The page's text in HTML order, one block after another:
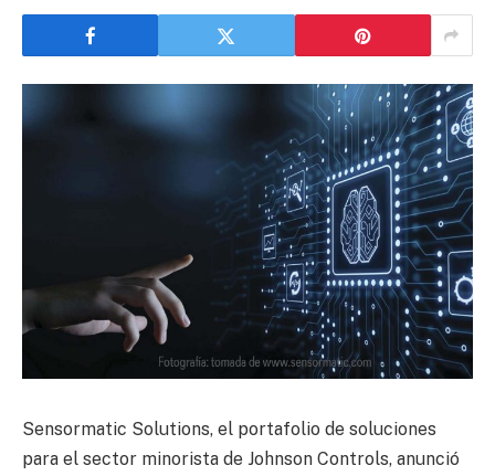
Sensormatic Solutions, el portafolio de soluciones
para el sector minorista de Johnson Controls, anunció